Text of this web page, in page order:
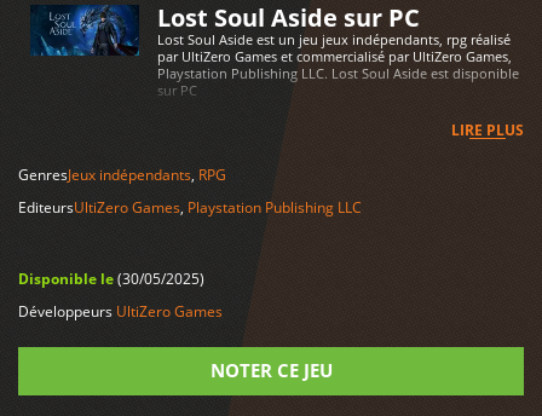
Lost Soul Aside sur PC
Lost Soul Aside est un jeu jeux indépendants, rpg réalisé
par UltiZero Games et commercialisé par UltiZero Games,
Playstation Publishing LLC. Lost Soul Aside est disponible
sur PC
LIRE PLUS
GenresJeux indépendants, RPG
EditeursUltiZero Games, Playstation Publishing LLC
Disponible le(30/05/2025)
Développeurs UltiZero Games
NOTER CE JEU